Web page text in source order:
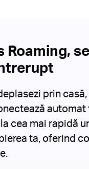
Roaming,
prin
cea mai rapidă
ta, oferind